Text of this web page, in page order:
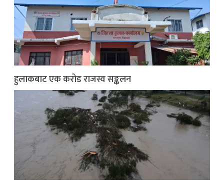
हुलाकबाट एक करोड राजस्व सङ्कलन